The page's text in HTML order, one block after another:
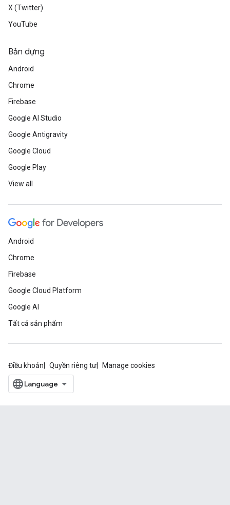
X (Twitter)
YouTube
Bản dựng
Android
Chrome
Firebase
Google AI Studio
Google Antigravity
Google Cloud
Google Play
View all
Android
Chrome
Firebase
Google Cloud Platform
Google AI
Tất cả sản phẩm
Điều khoản Quyền riêng tư Manage cookies